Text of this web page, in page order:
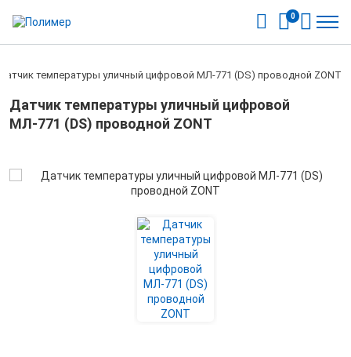
0
температуры уличный цифровой МЛ-771 (DS) проводной ZONT
Датчик температуры уличный цифровой
МЛ-771 (DS) проводной ZONT